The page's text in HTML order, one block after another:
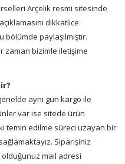
Arçelik resmi sitesinde
dikkatlice
paylaşılmıştır.
zaman bizimle iletişime
aynı gün kargo ile
var ise sitede ürün
temin edilme süreci uzayan bir
Siparişiniz
olduğunuz mail adresi